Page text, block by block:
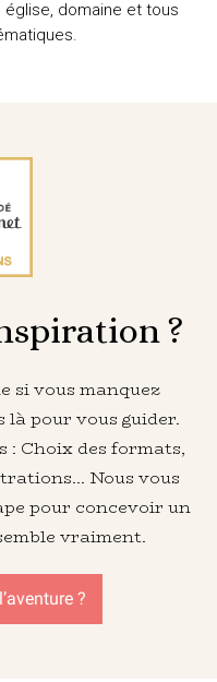
domaine et tous
?
si vous manquez
là pour vous guider.
: Choix des formats,
Nous vous
pour concevoir un
vraiment.
?